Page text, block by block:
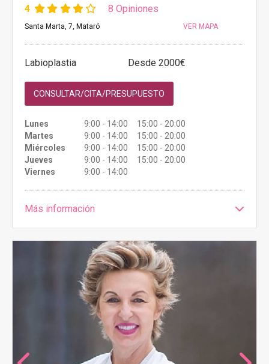
4 8 Opiniones
Santa Marta, 7, Mataró VER MAPA
Labioplastia Desde 2000€
CONSULTAR/CITA/PRESUPUESTO
Lunes
9:00 - 14:00 15:00 - 20:00
Martes
9:00 - 14:00 15:00 - 20:00
Miércoles
9:00 - 14:00 15:00 - 20:00
Jueves
9:00 - 14:00 15:00 - 20:00
Viernes
9:00 - 14:00
Más información